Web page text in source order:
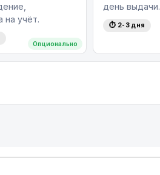
Опционально
на учёт.
день выдачи.
⏱ 2-3 дня